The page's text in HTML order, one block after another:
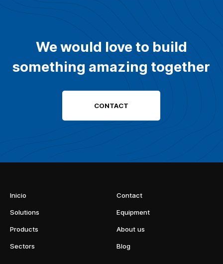
We would love to build
something amazing together
CONTACT
Inicio
Solutions
Products
Sectors
Contact
Equipment
About us
Blog